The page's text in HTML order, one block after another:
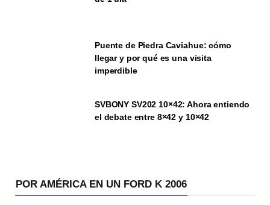
Puente de Piedra Caviahue: cómo
llegar y por qué es una visita
imperdible
SVBONY SV202 10×42: Ahora entiendo
el debate entre 8×42 y 10×42
POR AMÉRICA EN UN FORD K 2006